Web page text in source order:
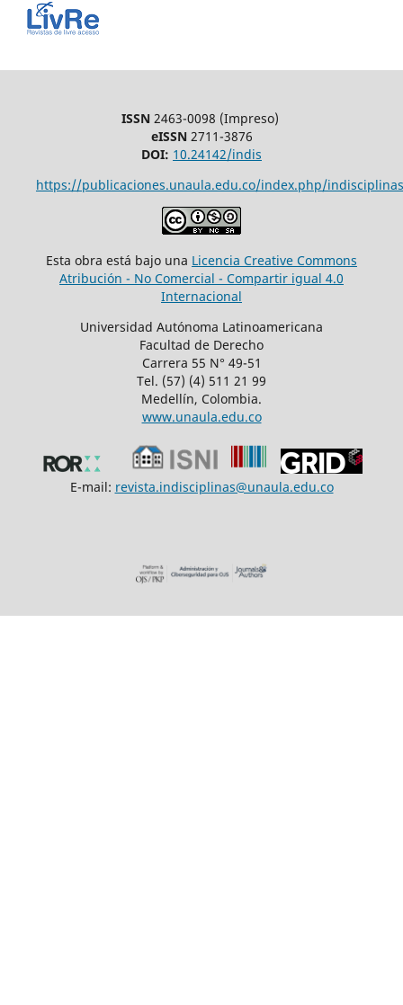
ISSN2463-0098 (Impreso)
eISSN2711-3876
DOI: 10.24142/indis
https://publicaciones.unaula.edu.co/index.php/
Esta obra está bajo una Licencia Creative Commons
Atribución - No Comercial - Compartir igual 4.0
Internacional
Universidad Autónoma Latinoamericana
Facultad de Derecho
Carrera 55 N° 49-51
Tel. (57) (4) 511 21 99
Medellín, Colombia.
www.unaula.edu.co
E-mail: revista.indisciplinas@unaula.edu.co